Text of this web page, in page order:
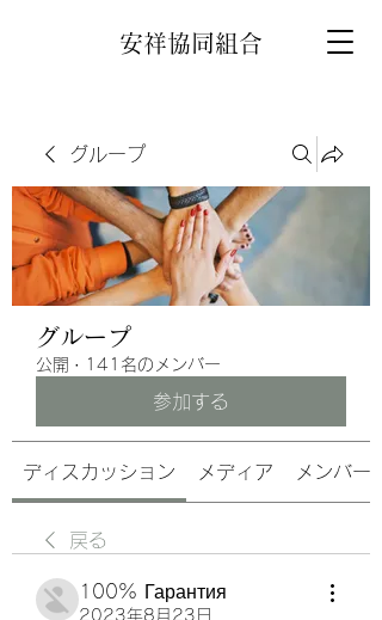
安祥協同組合
グループ
グループ
公開 · 141名のメンバー
参加する
ディスカッション メディア メンバー
戻る
100% Гарантия
2023年8月23日